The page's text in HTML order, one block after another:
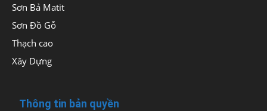
Sơn Bả Matit
Sơn Đồ Gỗ
Thạch cao
Xây Dựng
Thông tin bản quyền